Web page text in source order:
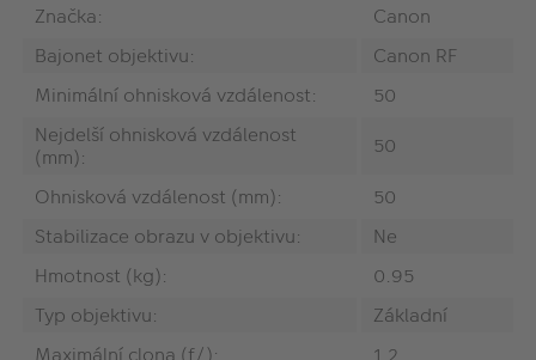
Značka:
Canon
Bajonet objektivu:
Canon RF
Minimální ohnisková vzdálenost:
50
Nejdelší ohnisková vzdálenost
(mm):
50
Ohnisková vzdálenost (mm):
50
Stabilizace obrazu v objektivu:
Ne
Hmotnost (kg):
0.95
Typ objektivu:
Základní
Maximální clona (f/):
1.2